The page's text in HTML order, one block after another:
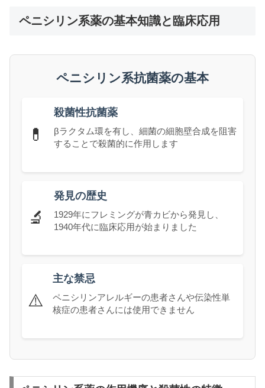
ペニシリン系薬の基本知識と臨床応用
ペニシリン系抗菌薬の基本
💊
殺菌性抗菌薬
βラクタム環を有し、細菌の細胞壁合成を阻害
することで殺菌的に作用します
🔬
発見の歴史
1929年にフレミングが青カビから発見し、
1940年代に臨床応用が始まりました
⚠️
主な禁忌
ペニシリンアレルギーの患者さんや伝染性単
核症の患者さんには使用できません